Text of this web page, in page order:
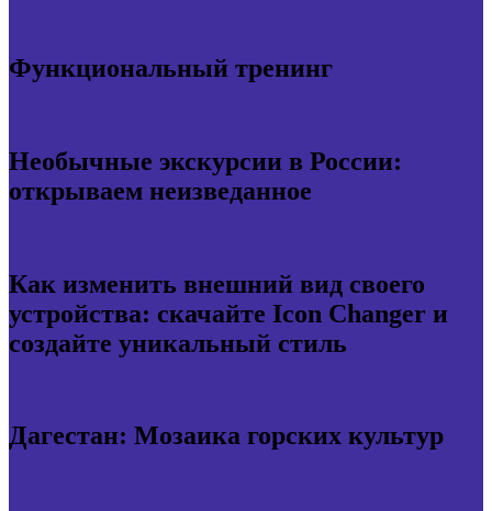
Функциональный тренинг
Необычные экскурсии в России:
открываем неизведанное
Как изменить внешний вид своего
устройства: скачайте Icon Changer и
создайте уникальный стиль
Дагестан: Мозаика горских культур